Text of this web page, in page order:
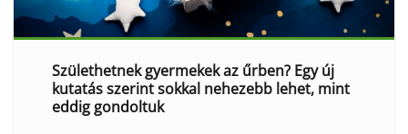
Születhetnek gyermekek az űrben? Egy új
kutatás szerint sokkal nehezebb lehet, mint
eddig gondoltuk